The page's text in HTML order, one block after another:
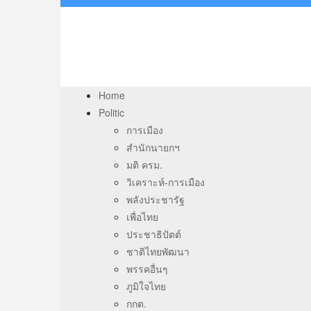
Home
Politic
การเมือง
สำนักนายกฯ
มติ ครม.
วิเคราะห์-การเมือง
พลังประชารัฐ
เพื่อไทย
ประชาธิปัตต์
ชาติไทยพัฒนา
พรรคอื่นๆ
ภูมิใจไทย
กกต.